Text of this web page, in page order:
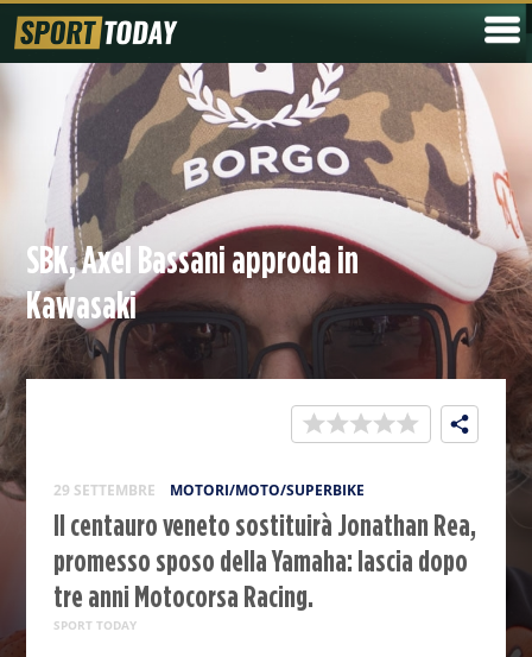
SBK, Axel Bassani approda in
Kawasaki
29 SETTEMBRE MOTORI/MOTO/SUPERBIKE
Il centauro veneto sostituirà Jonathan Rea,
promesso sposo della Yamaha: lascia dopo
tre anni Motocorsa Racing.
SPORT TODAY